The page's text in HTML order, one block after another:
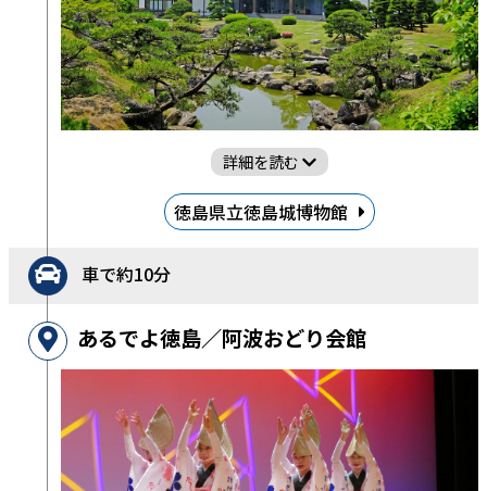
詳細を読む
徳島県立徳島城博物館
車で約10分
あるでよ徳島／阿波おどり会館